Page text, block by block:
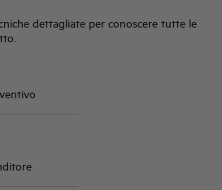
dettagliate per conoscere tutte le